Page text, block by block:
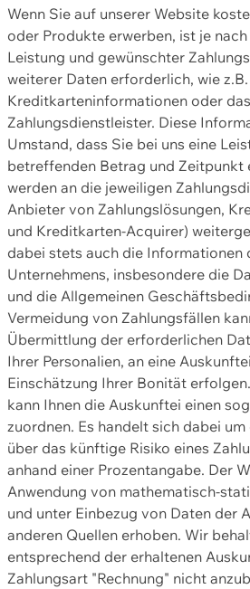
Wenn Sie auf unserer Website
oder Produkte erwerben, ist je
Leistung und gewünschter
weiterer Daten erforderlich, wie
Kreditkarteninformationen oder
Zahlungsdienstleister. Diese
Umstand, dass Sie bei uns eine
betreffenden Betrag und Zeitpunkt
werden an die jeweiligen
Anbieter von Zahlungslösungen,
und Kreditkarten-Acquirer)
dabei stets auch die Informationen
Unternehmens, insbesondere die
und die Allgemeinen
Vermeidung von Zahlungsfällen
Übermittlung der erforderlichen
Ihrer Personalien, an eine
Einschätzung Ihrer Bonität
kann Ihnen die Auskunftei einen
zuordnen. Es handelt sich dabei
über das künftige Risiko eines
anhand einer Prozentangabe. Der
Anwendung von mathematisch-
und unter Einbezug von Daten der
anderen Quellen erhoben. Wir
entsprechend der erhaltenen
Zahlungsart "Rechnung" nicht